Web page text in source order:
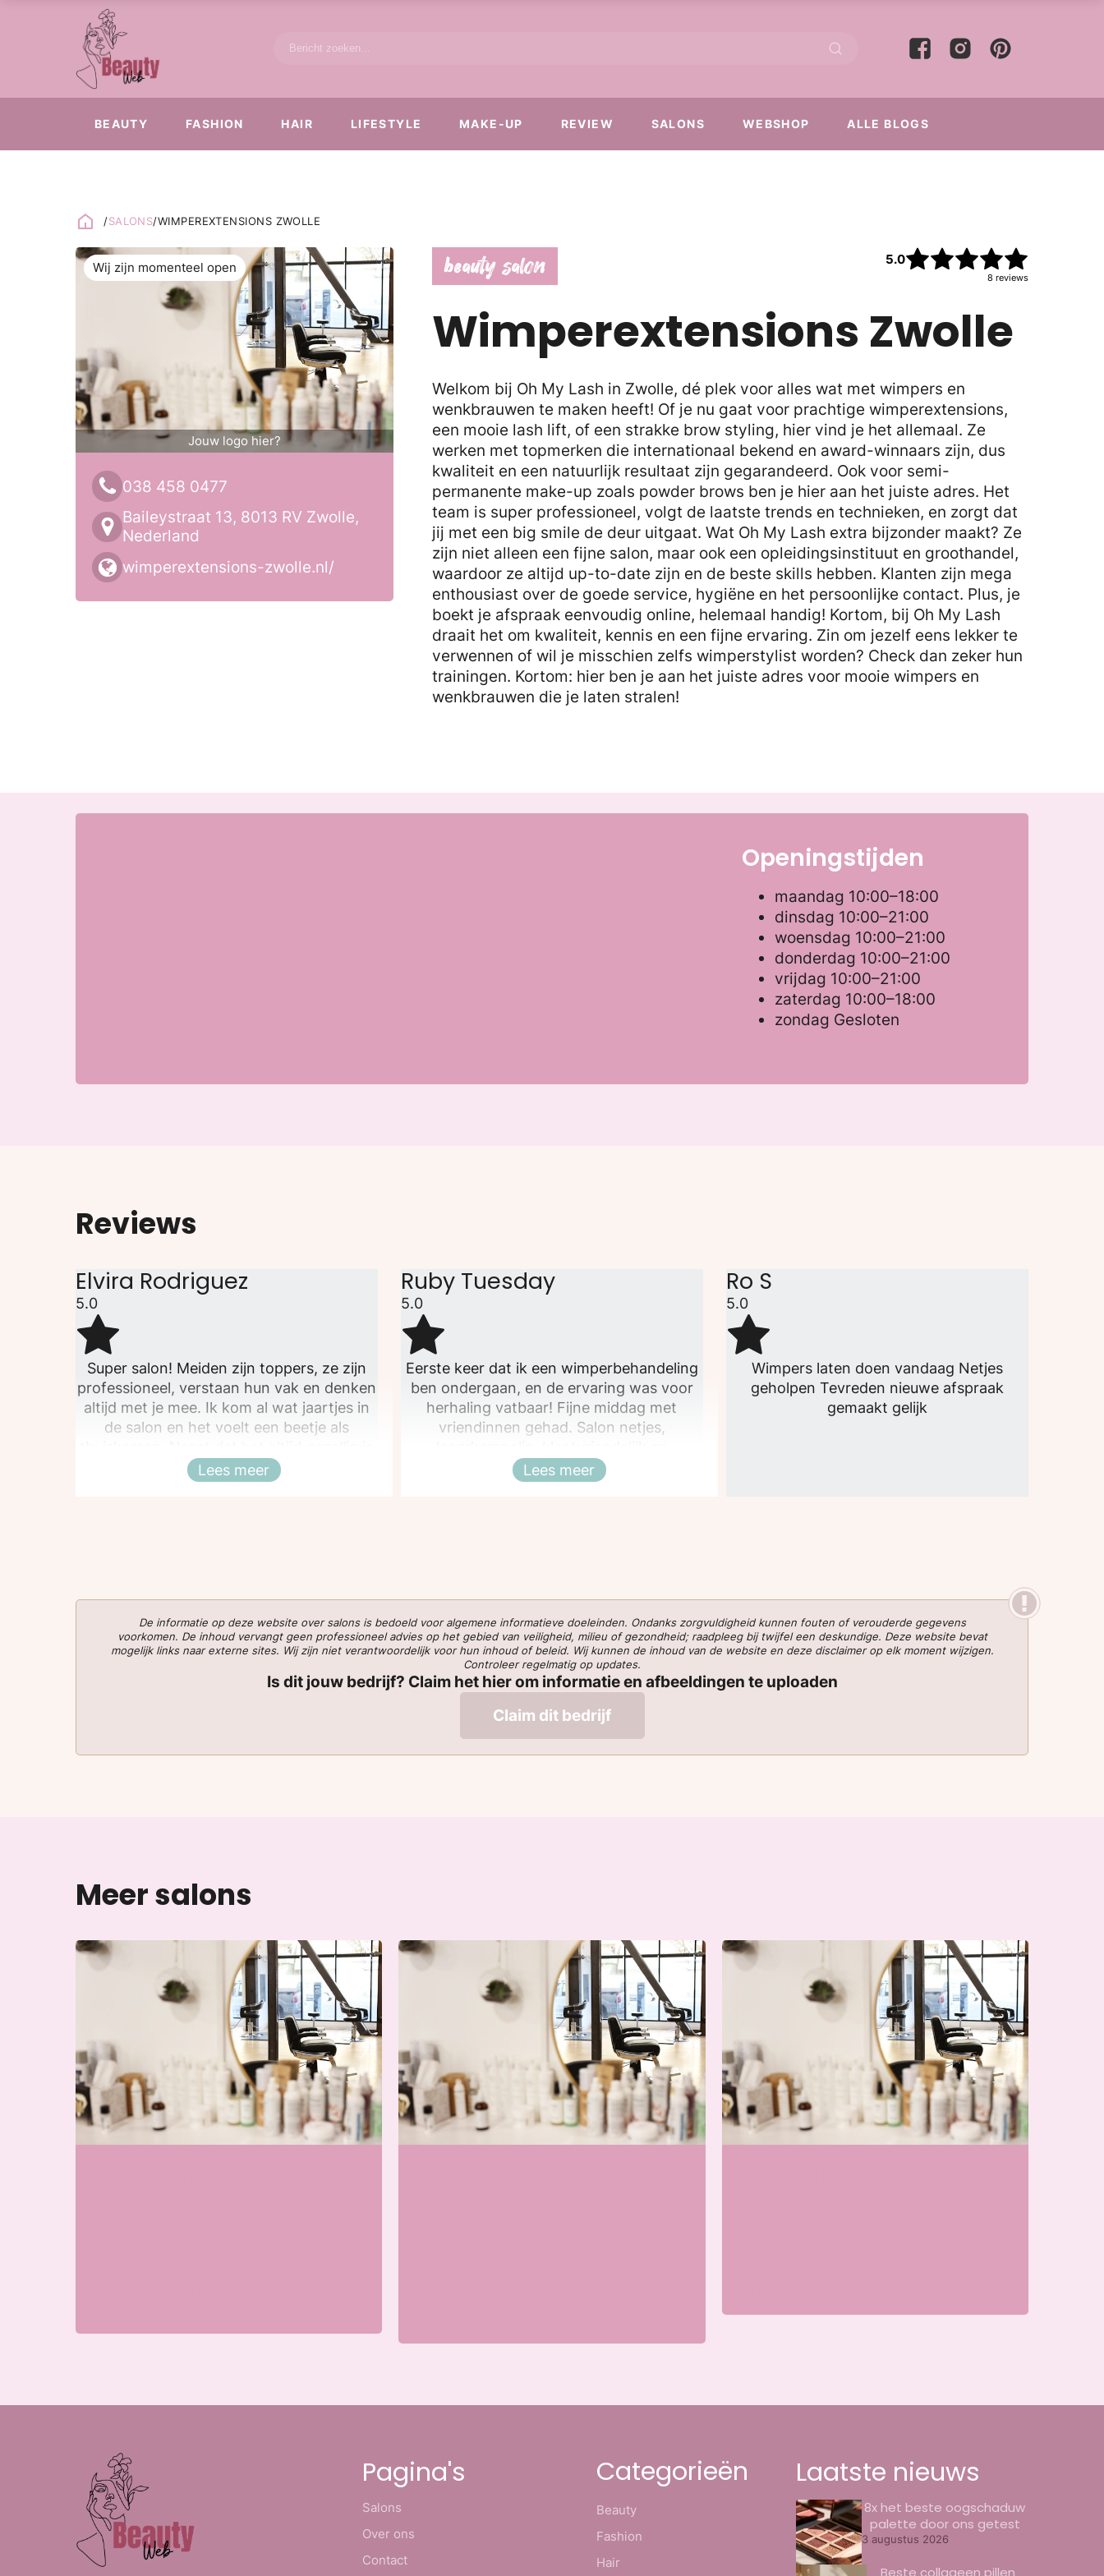
BEAUTY FASHION HAIR LIFESTYLE MAKE-UP REVIEW SALONS WEBSHOP ALLE BLOGS
/SALONS/WIMPEREXTENSIONS ZWOLLE
Jouw logo hier?
Wij zijn momenteel open
038 458 0477
Baileystraat 13, 8013 RV Zwolle,
Nederland
wimperextensions-zwolle.nl/
beauty salon
Wimperextensions Zwolle
Welkom bij Oh My Lash in Zwolle, dé plek voor alles wat met wimpers en
wenkbrauwen te maken heeft! Of je nu gaat voor prachtige wimperextensions,
een mooie lash lift, of een strakke brow styling, hier vind je het allemaal. Ze
werken met topmerken die internationaal bekend en award-winnaars zijn, dus
kwaliteit en een natuurlijk resultaat zijn gegarandeerd. Ook voor semi-
permanente make-up zoals powder brows ben je hier aan het juiste adres. Het
team is super professioneel, volgt de laatste trends en technieken, en zorgt dat
jij met een big smile de deur uitgaat. Wat Oh My Lash extra bijzonder maakt? Ze
zijn niet alleen een fijne salon, maar ook een opleidingsinstituut en groothandel,
waardoor ze altijd up-to-date zijn en de beste skills hebben. Klanten zijn mega
enthousiast over de goede service, hygiëne en het persoonlijke contact. Plus, je
boekt je afspraak eenvoudig online, helemaal handig! Kortom, bij Oh My Lash
draait het om kwaliteit, kennis en een fijne ervaring. Zin om jezelf eens lekker te
verwennen of wil je misschien zelfs wimperstylist worden? Check dan zeker hun
trainingen. Kortom: hier ben je aan het juiste adres voor mooie wimpers en
wenkbrauwen die je laten stralen!
5.0
8 reviews
Openingstijden
maandag 10:00–18:00
dinsdag 10:00–21:00
woensdag 10:00–21:00
donderdag 10:00–21:00
vrijdag 10:00–21:00
zaterdag 10:00–18:00
zondag Gesloten
Reviews
Elvira Rodriguez
5.0
Super salon! Meiden zijn toppers, ze zijn
professioneel, verstaan hun vak en denken
altijd met je mee. Ik kom al wat jaartjes in
de salon en het voelt een beetje als
ga ik ook altijd heel blij de deur weer uit.
Vakvrouwen zijn het❤
Sluiten
Lees meer
Ruby Tuesday
5.0
Eerste keer dat ik een wimperbehandeling
ben ondergaan, en de ervaring was voor
herhaling vatbaar! Fijne middag met
vriendinnen gehad. Salon netjes,
vakkundig. Wimper staan mooi in de krul!
Aanrader :)
Sluiten
Lees meer
Ro S
5.0
Wimpers laten doen vandaag Netjes
geholpen Tevreden nieuwe afspraak
gemaakt gelijk
De informatie op deze website over salons is bedoeld voor algemene informatieve doeleinden. Ondanks zorgvuldigheid kunnen fouten of verouderde gegevens
voorkomen. De inhoud vervangt geen professioneel advies op het gebied van veiligheid, milieu of gezondheid; raadpleeg bij twijfel een deskundige. Deze website bevat
mogelijk links naar externe sites. Wij zijn niet verantwoordelijk voor hun inhoud of beleid. Wij kunnen de inhoud van de website en deze disclaimer op elk moment wijzigen.
Controleer regelmatig op updates.
Is dit jouw bedrijf? Claim het hier om informatie en afbeeldingen te uploaden
Claim dit bedrijf
Meer salons
Pagina's
Salons
Over ons
Contact
Categorieën
Beauty
Fashion
Hair
Laatste nieuws
8x het beste oogschaduw
palette door ons getest
3 augustus 2026
Beste collageen pillen